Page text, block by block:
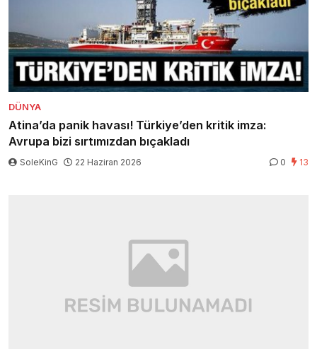
DÜNYA
Atina’da panik havası! Türkiye’den kritik imza:
Avrupa bizi sırtımızdan bıçakladı
SoleKinG 22 Haziran 2026 0 13